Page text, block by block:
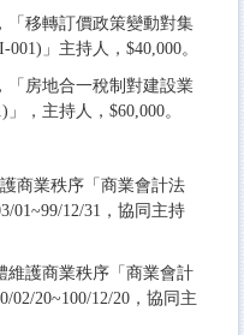
「移轉訂價政策變動對集
」主持人，$40,000。
「房地合一稅制對建設業
，主持人，$60,000。
商業秩序「商業會計法
01~99/12/31，協同主持
維護商業秩序「商業會計
02/20~100/12/20，協同主